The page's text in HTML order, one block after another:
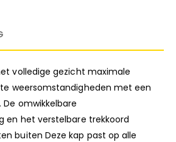
volledige gezicht maximale
weersomstandigheden met een
omwikkelbare
en het verstelbare trekkoord
buiten Deze kap past op alle